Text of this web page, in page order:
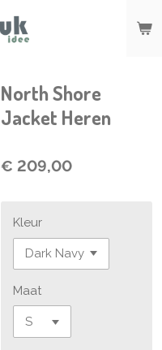
North Shore
Jacket Heren
€ 209,00
Kleur
Maat